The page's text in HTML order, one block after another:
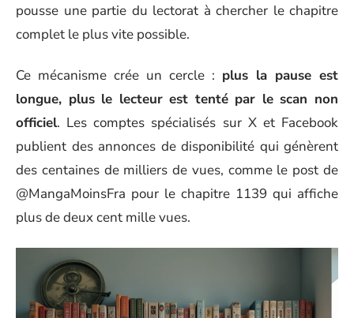
pousse une partie du lectorat à chercher le chapitre
complet le plus vite possible.
Ce mécanisme crée un cercle : plus la pause est
longue, plus le lecteur est tenté par le scan non
officiel. Les comptes spécialisés sur X et Facebook
publient des annonces de disponibilité qui génèrent
des centaines de milliers de vues, comme le post de
@MangaMoinsFra pour le chapitre 1139 qui affiche
plus de deux cent mille vues.